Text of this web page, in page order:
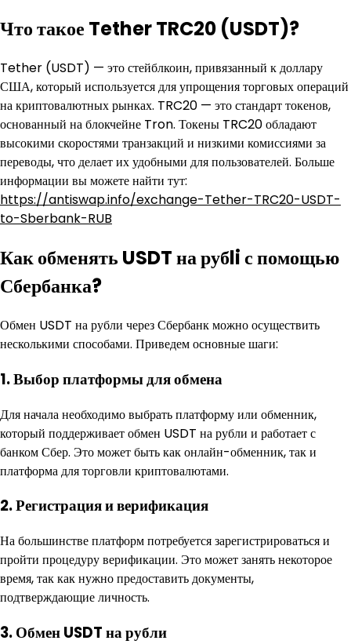
Что такое Tether TRC20 (USDT)?
Tether (USDT) — это стейблкоин, привязанный к доллару
США, который используется для упрощения торговых операций
на криптовалютных рынках. TRC20 — это стандарт токенов,
основанный на блокчейне Tron. Токены TRC20 обладают
высокими скоростями транзакций и низкими комиссиями за
переводы, что делает их удобными для пользователей. Больше
информации вы можете найти тут:
https://antiswap.info/exchange-Tether-TRC20-USDT-
to-Sberbank-RUB
Как обменять USDT на рубli с помощью
Сбербанка?
Обмен USDT на рубли через Сбербанк можно осуществить
несколькими способами. Приведем основные шаги:
1. Выбор платформы для обмена
Для начала необходимо выбрать платформу или обменник,
который поддерживает обмен USDT на рубли и работает с
банком Сбер. Это может быть как онлайн-обменник, так и
платформа для торговли криптовалютами.
2. Регистрация и верификация
На большинстве платформ потребуется зарегистрироваться и
пройти процедуру верификации. Это может занять некоторое
время, так как нужно предоставить документы,
подтверждающие личность.
3. Обмен USDT на рубли